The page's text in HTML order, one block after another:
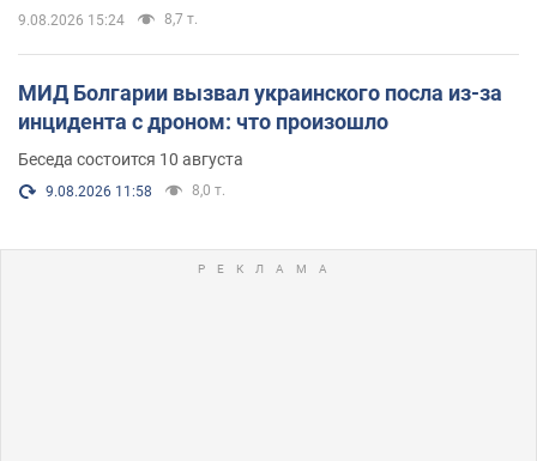
9.08.2026 15:24 8,7 т.
МИД Болгарии вызвал украинского посла из-за
инцидента с дроном: что произошло
Беседа состоится 10 августа
9.08.2026 11:58 8,0 т.